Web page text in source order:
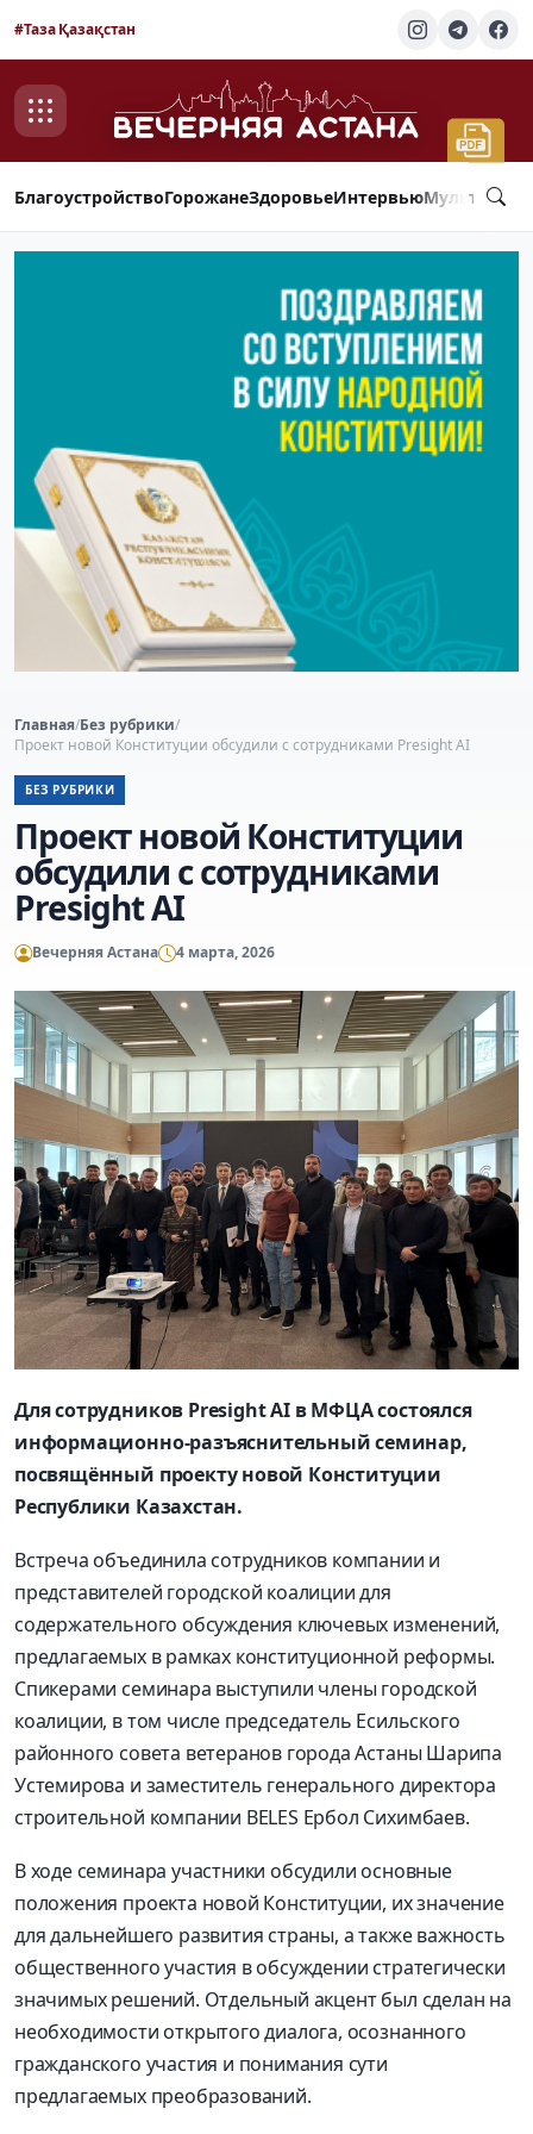
#Таза Қазақстан
БлагоустройствоГорожанеЗдоровьеИнтервью
Главная/Без рубрики/
Проект новой Конституции обсудили с сотрудниками Presight AI
БЕЗ РУБРИКИ
Проект новой Конституции
обсудили с сотрудниками
Presight AI
Вечерняя Астана 4 марта, 2026
Для сотрудников Presight AI в МФЦА состоялся
информационно-разъяснительный семинар,
посвящённый проекту новой Конституции
Республики Казахстан.
Встреча объединила сотрудников компании и
представителей городской коалиции для
содержательного обсуждения ключевых изменений,
предлагаемых в рамках конституционной реформы.
Спикерами семинара выступили члены городской
коалиции, в том числе председатель Есильского
районного совета ветеранов города Астаны Шарипа
Устемирова и заместитель генерального директора
строительной компании BELES Ербол Сихимбаев.
В ходе семинара участники обсудили основные
положения проекта новой Конституции, их значение
для дальнейшего развития страны, а также важность
общественного участия в обсуждении стратегически
значимых решений. Отдельный акцент был сделан на
необходимости открытого диалога, осознанного
гражданского участия и понимания сути
предлагаемых преобразований.